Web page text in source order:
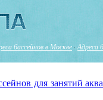
бассейнов в Москве · Адреса
для занятий